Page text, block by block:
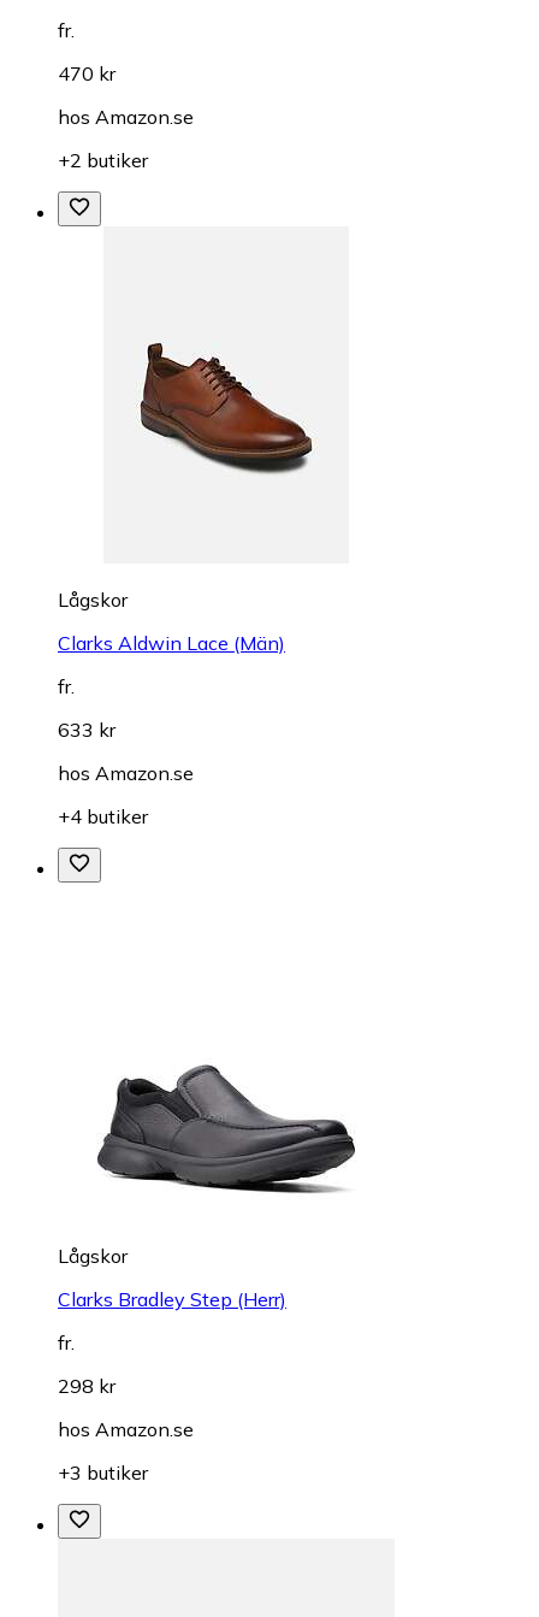
fr.
470 kr
hos Amazon.se
+2 butiker
Lågskor
Clarks Aldwin Lace (Män)
fr.
633 kr
hos Amazon.se
+4 butiker
Lågskor
Clarks Bradley Step (Herr)
fr.
298 kr
hos Amazon.se
+3 butiker